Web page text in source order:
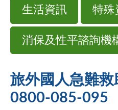
生活資訊 特殊
消保及性平諮詢機
旅外國人急難救
0800-085-095